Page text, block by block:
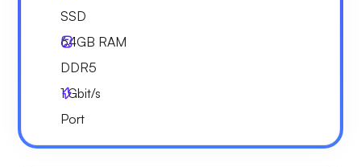
SSD
64GB RAM
DDR5
1Gbit/s
Port